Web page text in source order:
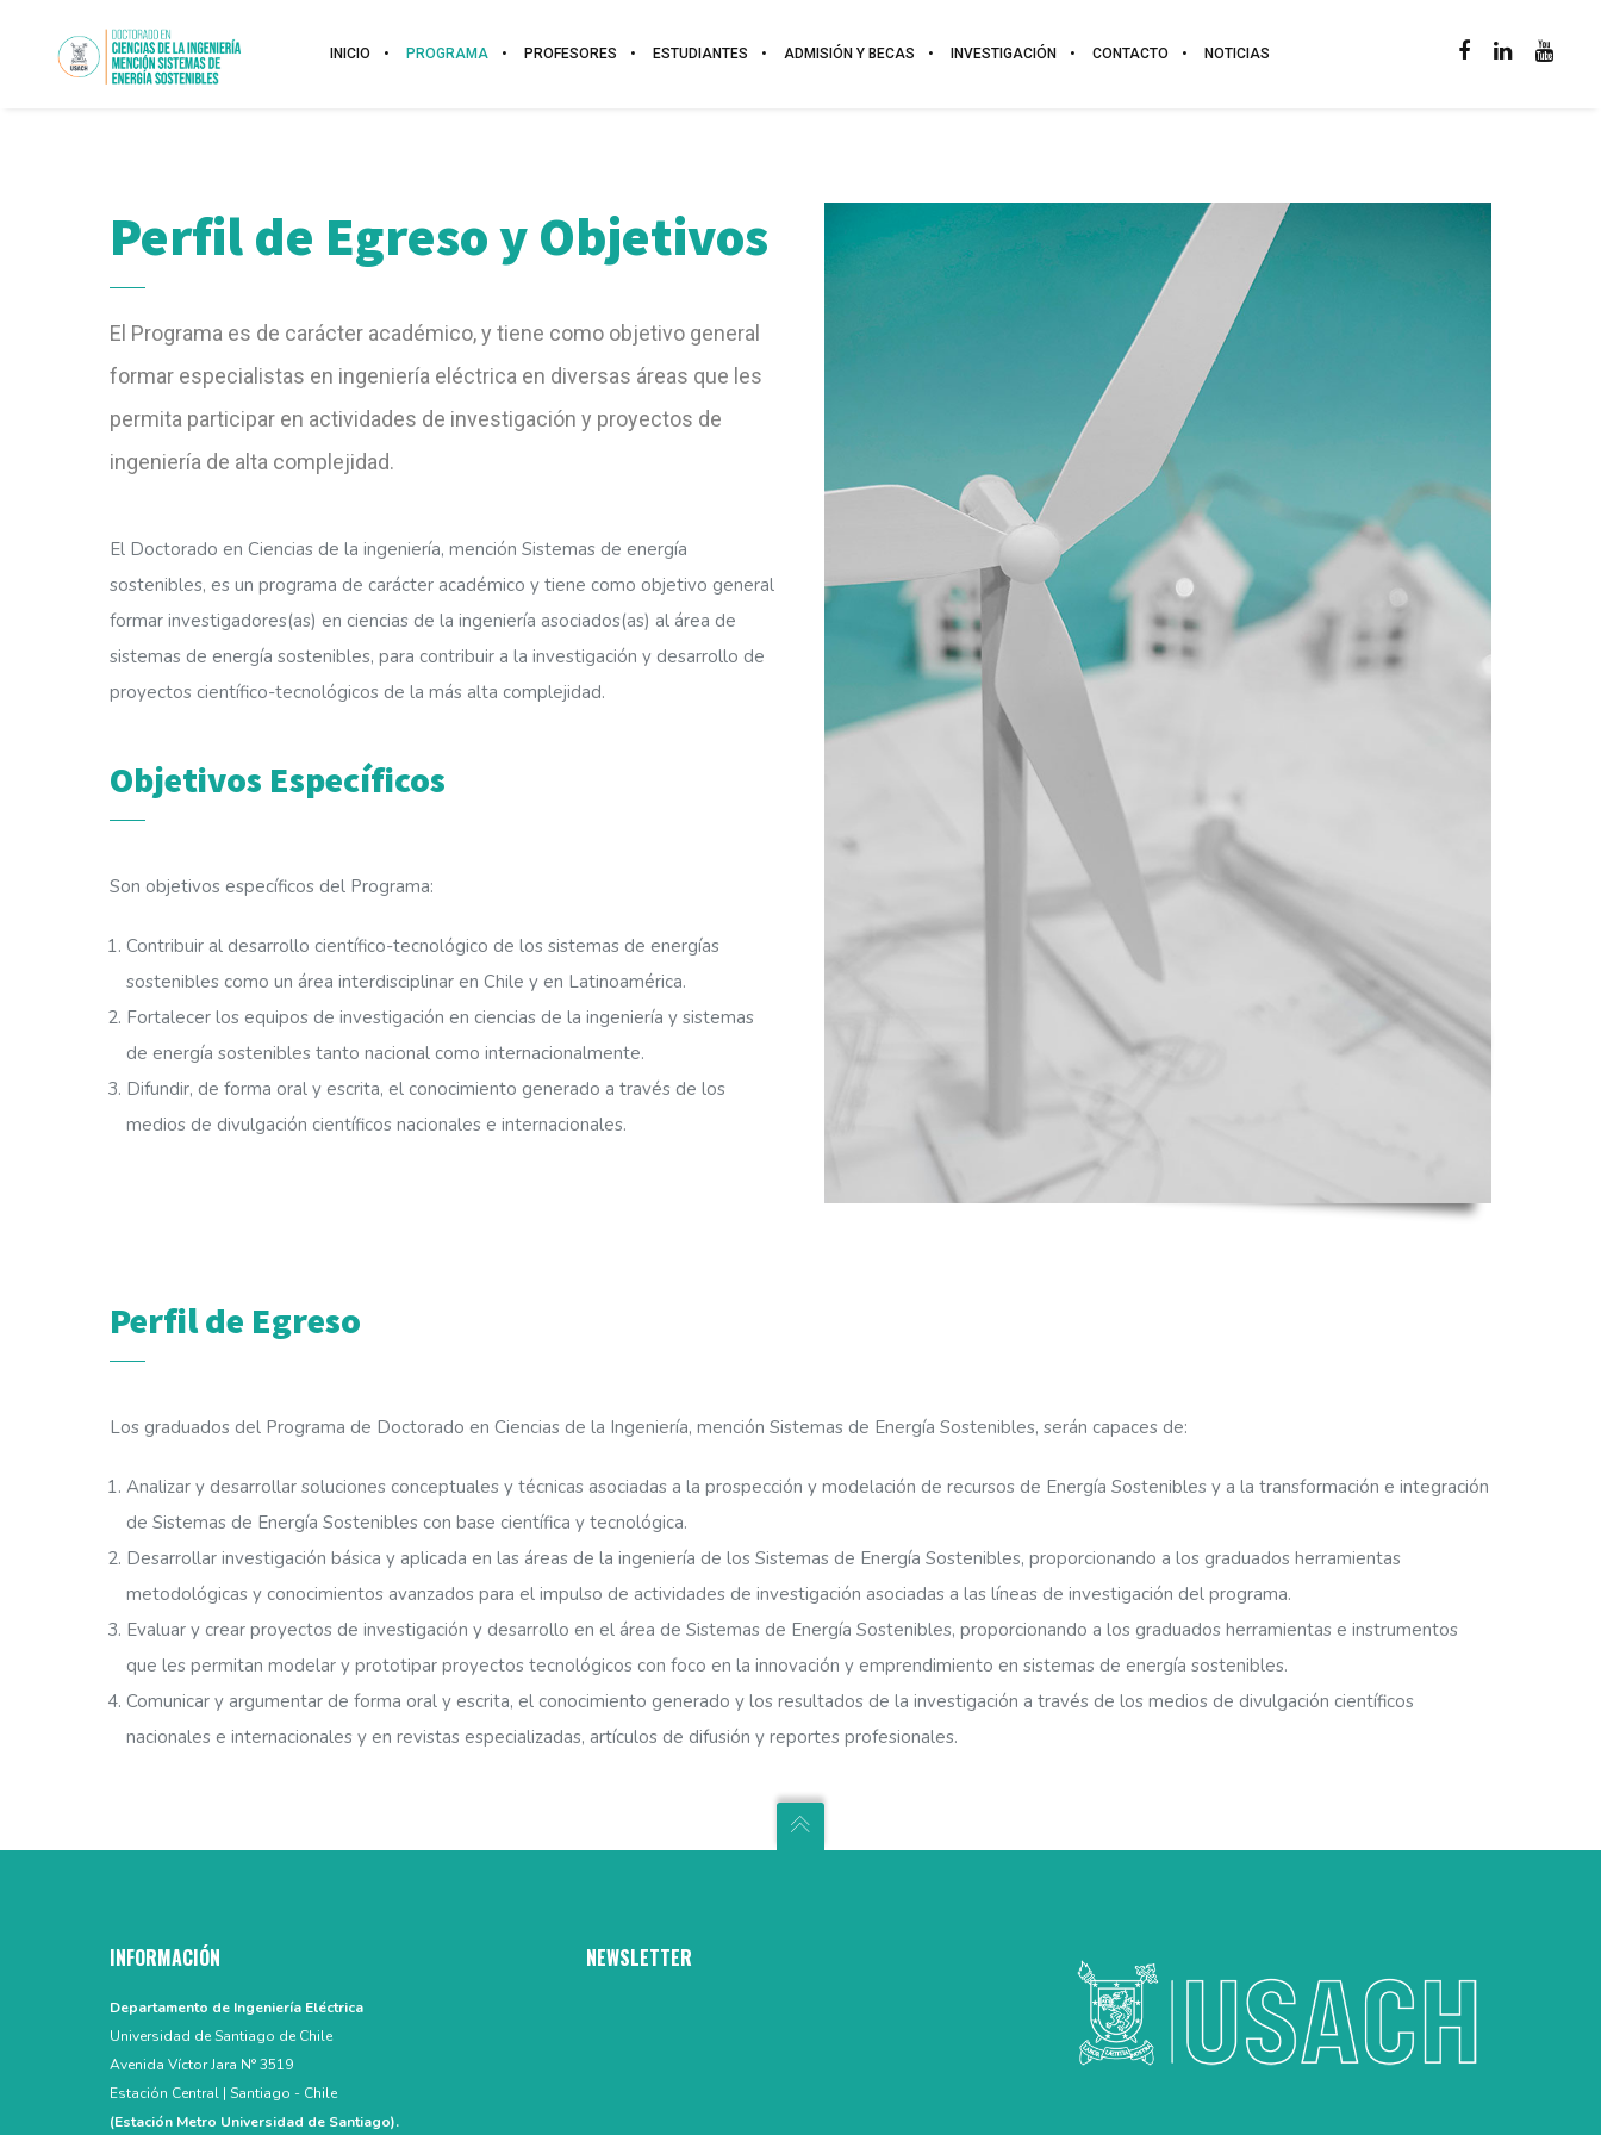
INICIO PROGRAMA PROFESORES ESTUDIANTES ADMISIÓN Y BECAS INVESTIGACIÓN CONTACTO NOTICIAS
Perfil de Egreso y Objetivos
El Programa es de carácter académico, y tiene como objetivo general
formar especialistas en ingeniería eléctrica en diversas áreas que les
permita participar en actividades de investigación y proyectos de
ingeniería de alta complejidad.
El Doctorado en Ciencias de la ingeniería, mención Sistemas de energía
sostenibles, es un programa de carácter académico y tiene como objetivo general
formar investigadores(as) en ciencias de la ingeniería asociados(as) al área de
sistemas de energía sostenibles, para contribuir a la investigación y desarrollo de
proyectos científico-tecnológicos de la más alta complejidad.
Objetivos Específicos
Son objetivos específicos del Programa:
Contribuir al desarrollo científico-tecnológico de los sistemas de energías
sostenibles como un área interdisciplinar en Chile y en Latinoamérica.
Fortalecer los equipos de investigación en ciencias de la ingeniería y sistemas
de energía sostenibles tanto nacional como internacionalmente.
Difundir, de forma oral y escrita, el conocimiento generado a través de los
medios de divulgación científicos nacionales e internacionales.
Perfil de Egreso
Los graduados del Programa de Doctorado en Ciencias de la Ingeniería, mención Sistemas de Energía Sostenibles, serán capaces de:
Analizar y desarrollar soluciones conceptuales y técnicas asociadas a la prospección y modelación de recursos de Energía Sostenibles y a la transformación e integración
de Sistemas de Energía Sostenibles con base científica y tecnológica.
Desarrollar investigación básica y aplicada en las áreas de la ingeniería de los Sistemas de Energía Sostenibles, proporcionando a los graduados herramientas
metodológicas y conocimientos avanzados para el impulso de actividades de investigación asociadas a las líneas de investigación del programa.
Evaluar y crear proyectos de investigación y desarrollo en el área de Sistemas de Energía Sostenibles, proporcionando a los graduados herramientas e instrumentos
que les permitan modelar y prototipar proyectos tecnológicos con foco en la innovación y emprendimiento en sistemas de energía sostenibles.
Comunicar y argumentar de forma oral y escrita, el conocimiento generado y los resultados de la investigación a través de los medios de divulgación científicos
nacionales e internacionales y en revistas especializadas, artículos de difusión y reportes profesionales.
INFORMACIÓN
Departamento de Ingeniería Eléctrica
Universidad de Santiago de Chile
Avenida Víctor Jara N° 3519
Estación Central | Santiago - Chile
(Estación Metro Universidad de Santiago).
NEWSLETTER